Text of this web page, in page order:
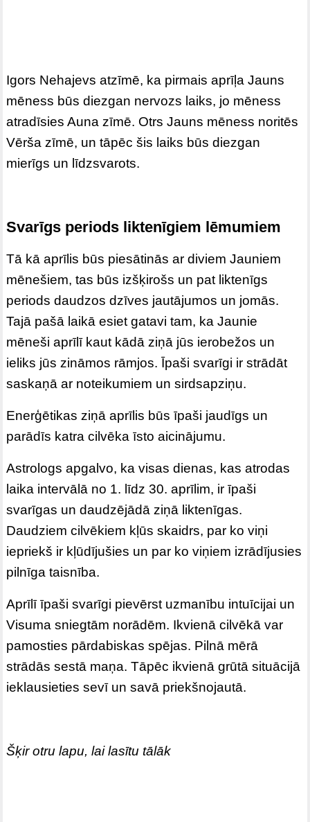
Igors Nehajevs atzīmē, ka pirmais aprīļa Jauns
mēness būs diezgan nervozs laiks, jo mēness
atradīsies Auna zīmē. Otrs Jauns mēness noritēs
Vērša zīmē, un tāpēc šis laiks būs diezgan
mierīgs un līdzsvarots.
Svarīgs periods liktenīgiem lēmumiem
Tā kā aprīlis būs piesātinās ar diviem Jauniem
mēnešiem, tas būs izšķirošs un pat liktenīgs
periods daudzos dzīves jautājumos un jomās.
Tajā pašā laikā esiet gatavi tam, ka Jaunie
mēneši aprīlī kaut kādā ziņā jūs ierobežos un
ieliks jūs zināmos rāmjos. Īpaši svarīgi ir strādāt
saskaņā ar noteikumiem un sirdsapziņu.
Enerģētikas ziņā aprīlis būs īpaši jaudīgs un
parādīs katra cilvēka īsto aicinājumu.
Astrologs apgalvo, ka visas dienas, kas atrodas
laika intervālā no 1. līdz 30. aprīlim, ir īpaši
svarīgas un daudzējādā ziņā liktenīgas.
Daudziem cilvēkiem kļūs skaidrs, par ko viņi
iepriekš ir kļūdījušies un par ko viņiem izrādījusies
pilnīga taisnība.
Aprīlī īpaši svarīgi pievērst uzmanību intuīcijai un
Visuma sniegtām norādēm. Ikvienā cilvēkā var
pamosties pārdabiskas spējas. Pilnā mērā
strādās sestā maņa. Tāpēc ikvienā grūtā situācijā
ieklausieties sevī un savā priekšnojautā.
Šķir otru lapu, lai lasītu tālāk